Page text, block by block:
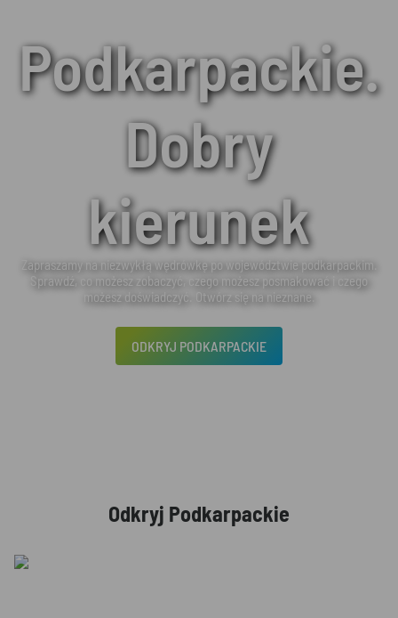
Podkarpackie.
Dobry
kierunek
Zapraszamy na niezwykłą wędrówkę po województwie podkarpackim.
Sprawdź, co możesz zobaczyć, czego możesz posmakować i czego
możesz doświadczyć. Otwórz się na nieznane.
ODKRYJ PODKARPACKIE
Odkryj Podkarpackie